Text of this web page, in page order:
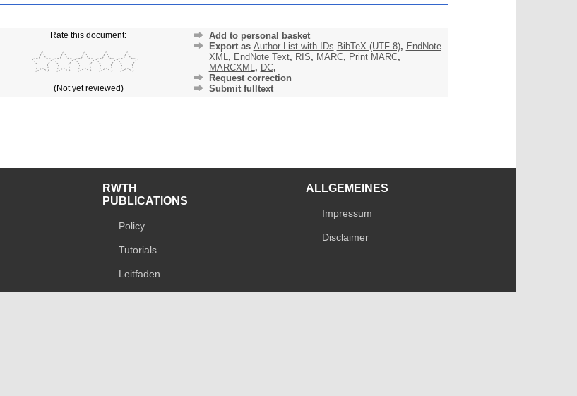
Rate this document:
(Not yet reviewed)
Add to personal basket
Export as Author List with IDs BibTeX (UTF-8), EndNote
XML, EndNote Text, RIS, MARC, Print MARC,
MARCXML, DC,
Request correction
Submit fulltext
RWTH
PUBLICATIONS
Policy
Tutorials
Leitfaden
ALLGEMEINES
Impressum
Disclaimer